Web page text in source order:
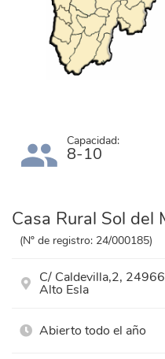
Capacidad:
8-10
Casa Rural Sol del
(Nº de registro: 24/000185)
C/ Caldevilla,2,
Alto Esla
Abierto todo el año